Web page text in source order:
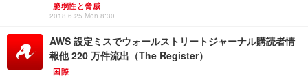
脆弱性と脅威
2018.6.25 Mon 8:30
AWS 設定ミスでウォールストリートジャーナル購読者情
報他 220 万件流出（The Register）
国際